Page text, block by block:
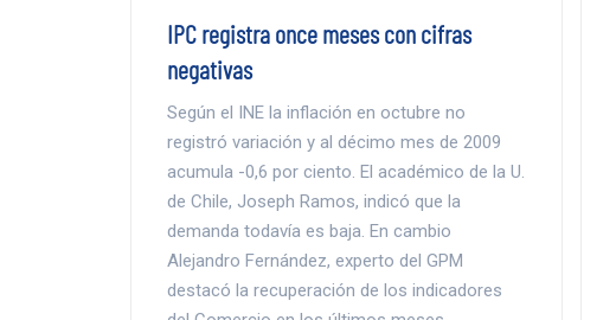
IPC registra once meses con cifras
negativas
Según el INE la inflación en octubre no
registró variación y al décimo mes de 2009
acumula -0,6 por ciento. El académico de la U.
de Chile, Joseph Ramos, indicó que la
demanda todavía es baja. En cambio
Alejandro Fernández, experto del GPM
destacó la recuperación de los indicadores